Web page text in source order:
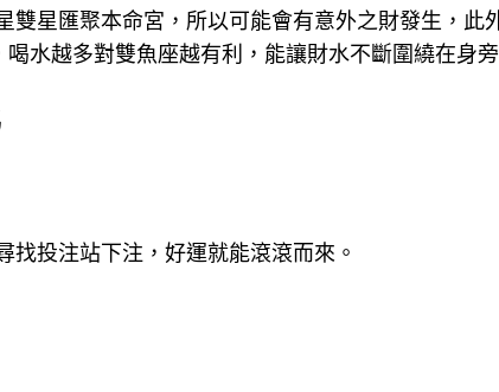
雙星匯聚本命宮，所以可能會有意外之財發生，此
水越多對雙魚座越有利，能讓財水不斷圍繞在身
找投注站下注，好運就能滾滾而來。